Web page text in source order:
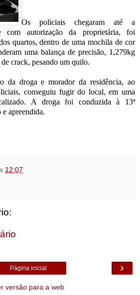
Os policiais chegaram até a
com autorização da proprietária, foi
quartos, dentro de uma mochila de cor
uma balança de precisão, 1,279kg
crack, pesando um quilo.
da droga e morador da residência, ao
conseguiu fugir do local, em uma
A droga foi conduzida à 13ª
apreendida.
12:07
›
Página inicial
versão para a web